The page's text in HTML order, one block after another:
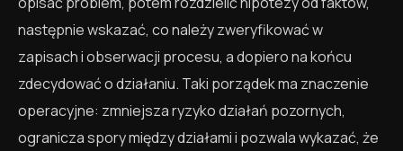
następnie wskazać, co należy zweryfikować w
zapisach i obserwacji procesu, a dopiero na końcu
zdecydować o działaniu. Taki porządek ma znaczenie
operacyjne: zmniejsza ryzyko działań pozornych,
ogranicza spory między działami i pozwala wykazać, że